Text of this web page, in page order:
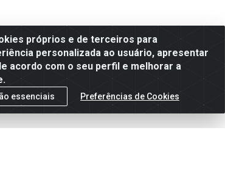
próprios e de terceiros para
personalizada ao usuário, apresentar
acordo com o seu perfil e melhorar a
essenciais Preferências de Cookies